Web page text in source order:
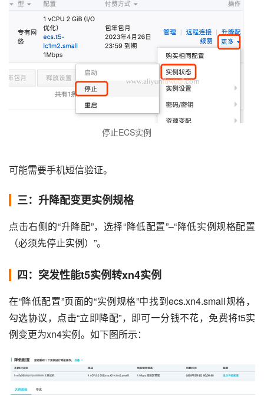
停止ECS实例
可能需要手机短信验证。
三：升降配变更实例规格
点击右侧的“升降配”，选择“降低配置”–“降低实例规格配置
（必须先停止实例）”。
四：突发性能t5实例转xn4实例
在“降低配置”页面的“实例规格”中找到ecs.xn4.small规格，
勾选协议，点击“立即降配”，即可一分钱不花，免费将t5实
例变更为xn4实例。如下图所示：